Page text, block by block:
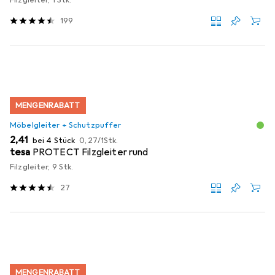
199
MENGENRABATT
Möbelgleiter + Schutzpuffer
EUR
2,41 bei 4 Stück EUR
0,27/1Stk.
tesa PROTECT Filzgleiter rund
Filzgleiter, 9 Stk.
27
MENGENRABATT